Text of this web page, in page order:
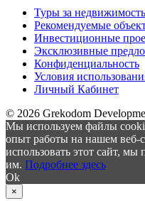
Туры за
Рекомендуемые
Инвестиционные
Эксклюзивные
Конфиденциальность
Условия
Личный Кабинет
© 2026 Grekodom
Мы используем файлы
опыт работы на нашем веб-
использовать этот сайт,
им. Подробнее здесь
Ok
×